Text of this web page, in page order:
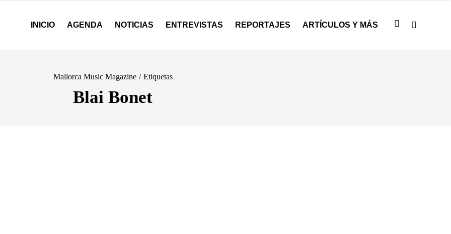
INICIO AGENDA NOTICIAS ENTREVISTAS REPORTAJES ARTÍCULOS Y MÁS
Mallorca Music Magazine / Etiquetas
Blai Bonet